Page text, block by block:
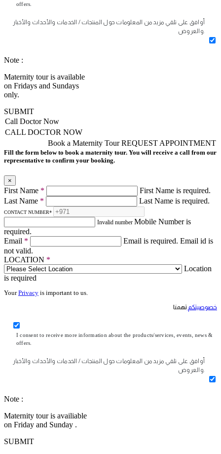
offers.
أوافق على تلقي مزيد من المعلومات حول المنتجات / الخدمات والأحداث والأخبار
والعروض.
Note :
Maternity tour is available
on Fridays and Sundays
only.
SUBMIT
Call Doctor Now
CALL DOCTOR NOW
REQUEST APPOINTMENT
Book a Maternity Tour
Fill the form below to book a maternity tour. You will receive a call from our
representative to confirm your booking.
×
First Name *
First Name is required.
Last Name * Last Name is required.
CONTACT NUMBER*
Invalid number Mobile Number is
required.
Email * Email is required. Email id is
not valid.
LOCATION *
Location
is required
YourPrivacy is important to us.
خصوصيتكم تهمنا
I consent to receive more information about the products/services, events, news &
offers.
أوافق على تلقي مزيد من المعلومات حول المنتجات / الخدمات والأحداث والأخبار
والعروض.
Note :
Maternity tour is availiable
on Friday and Sunday .
SUBMIT